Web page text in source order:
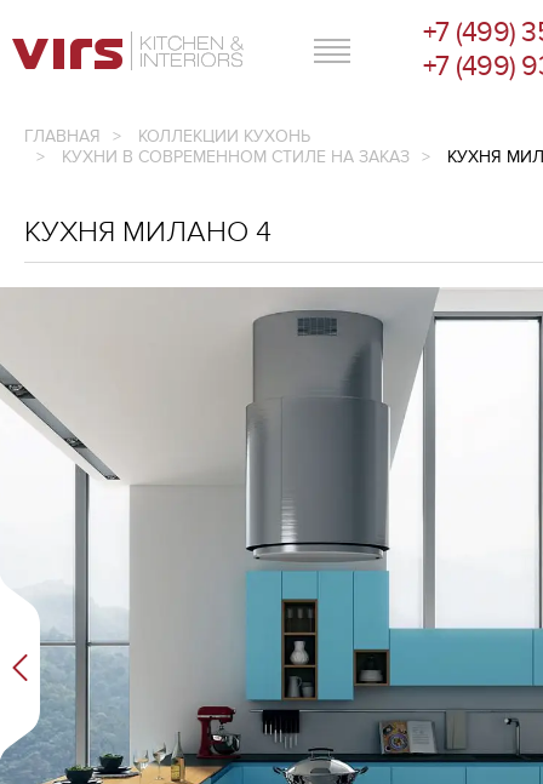
ГЛАВНОЕ МЕНЮ
+7 (499)
+7 (499)
ГЛАВНАЯ
КОЛЛЕКЦИИ КУХОНЬ
КУХНИ В СОВРЕМЕННОМ СТИЛЕ НА ЗАКАЗ
КУХНЯ
КУХНЯ МИЛАНО 4